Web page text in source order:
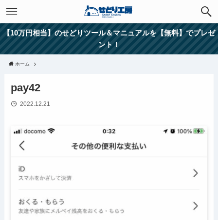
【10万円相当】のせどりツール＆マニュアルを【無料】でプレゼ
ント！
ホーム
pay42
2022.12.21